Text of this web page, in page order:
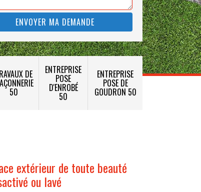
DE
50
ENTREPRISE
POSE
D'ENROBÉ
50
ENTREPRISE
POSE DE
GOUDRON 50
extérieur de toute beauté
ou lavé